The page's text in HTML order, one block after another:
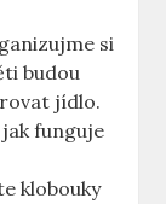
si
budou
jídlo.
funguje
klobouky